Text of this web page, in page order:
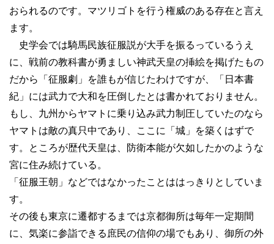
おられるのです。マツリゴトを行う権威のある存在と言え
ます。
史学会では騎馬民族征服説が大手を振るっているうえ
に、戦前の教科書が勇ましい神武天皇の挿絵を掲げたもの
だから「征服劇」を誰もが信じたわけですが、「日本書
紀」には武力で大和を圧倒したとは書かれておりません。
もし、九州からヤマトに乗り込み武力制圧していたのなら
ヤマトは敵の真只中であり、ここに「城」を築くはずで
す。ところが歴代天皇は、防衛本能が欠如したかのような
宮に住み続けている。
「征服王朝」などではなかったことははっきりとしていま
す。
その後も東京に遷都するまでは京都御所は毎年一定期間
に、気楽に参詣できる庶民の信仰の場でもあり、御所の外